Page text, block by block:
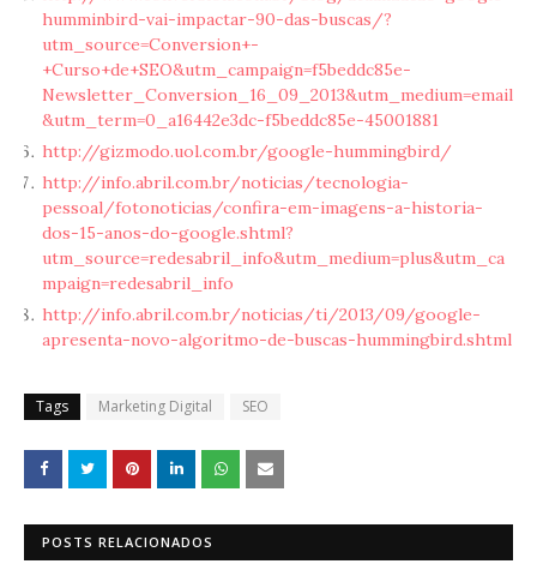
humminbird-vai-impactar-90-das-buscas/?
utm_source=Conversion+-
+Curso+de+SEO&utm_campaign=f5beddc85e-
Newsletter_Conversion_16_09_2013&utm_medium=email
&utm_term=0_a16442e3dc-f5beddc85e-45001881
http://gizmodo.uol.com.br/google-hummingbird/
http://info.abril.com.br/noticias/tecnologia-
pessoal/fotonoticias/confira-em-imagens-a-historia-
dos-15-anos-do-google.shtml?
utm_source=redesabril_info&utm_medium=plus&utm_ca
mpaign=redesabril_info
http://info.abril.com.br/noticias/ti/2013/09/google-
apresenta-novo-algoritmo-de-buscas-hummingbird.shtml
Tags Marketing Digital SEO
POSTS RELACIONADOS